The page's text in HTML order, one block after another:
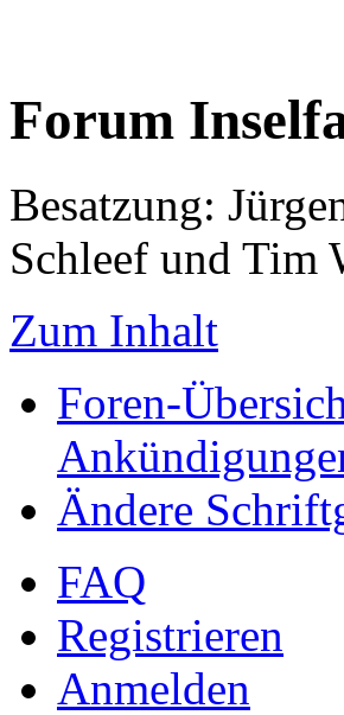
Forum
Besatzung:
Schleef und Tim
Zum Inhalt
Foren-
Ändere
FAQ
Registrieren
Anmelden